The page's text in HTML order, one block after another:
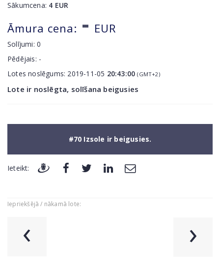
Sākumcena: 4 EUR
Āmura cena: - EUR
Solījumi:0
Pēdējais: -
Lotes noslēgums: 2019-11-05 20:43:00 (GMT+2)
Lote ir noslēgta, solīšana beigusies
#70 Izsole ir beigusies.
Ieteikt:
Iepriekšējā / nākamā lote:
‹ ›